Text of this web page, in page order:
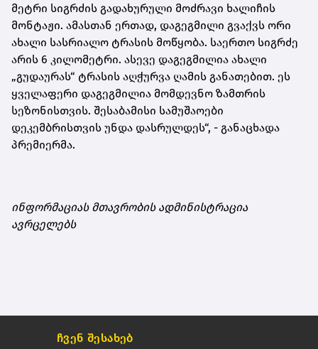
მეტრი სიგრძის გადახურული მოძრავი ხალიჩის
მონტაჟი. ამასთან ერთად, დაგეგმილი გვაქვს ორი
ახალი სასრიალო ტრასის მოწყობა. საერთო სიგრძე
არის 6 კილომეტრი. ასევე დაგეგმილია ახალი
„გუდაურას“ ტრასის აღჭურვა ღამის განათებით. ეს
ყველაფერი დაგეგმილია მომდევნო ზამთრის
სეზონისთვის. შესაბამისი სამუშაოები
დეკემბრისთვის უნდა დასრულდეს“, - განაცხადა
პრემიერმა.
ინფორმაციას მთავრობის ადმინისტრაცია
ავრცელებს
ჩვენ შესახებ